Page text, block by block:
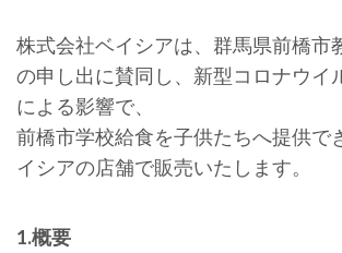
株式会社ベイシアは、群馬県前橋市
の申し出に賛同し、新型コロナウイ
による影響で、
前橋市学校給食を子供たちへ提供で
イシアの店舗で販売いたします。
1.概要